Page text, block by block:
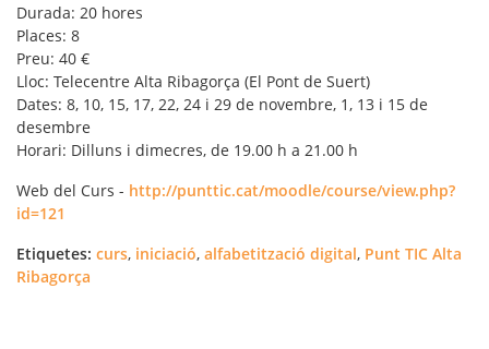
Durada: 20 hores
Places: 8
Preu: 40 €
Lloc: Telecentre Alta Ribagorça (El Pont de Suert)
Dates: 8, 10, 15, 17, 22, 24 i 29 de novembre, 1, 13 i 15 de
desembre
Horari: Dilluns i dimecres, de 19.00 h a 21.00 h
Web del Curs - http://punttic.cat/moodle/course/view.php?
id=121
Etiquetes: curs, iniciació, alfabetització digital, Punt TIC Alta
Ribagorça